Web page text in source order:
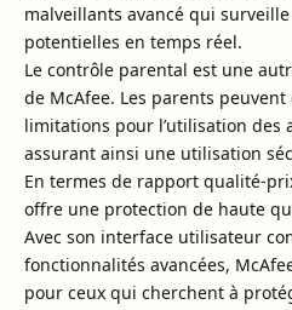
malveillants avancé qui
potentielles en temps réel.
Le contrôle parental est une
de McAfee. Les parents
limitations pour l’utilisation des
assurant ainsi une utilisation
En termes de rapport qualité-
offre une protection de haute
Avec son interface utilisateur
fonctionnalités avancées,
pour ceux qui cherchent à